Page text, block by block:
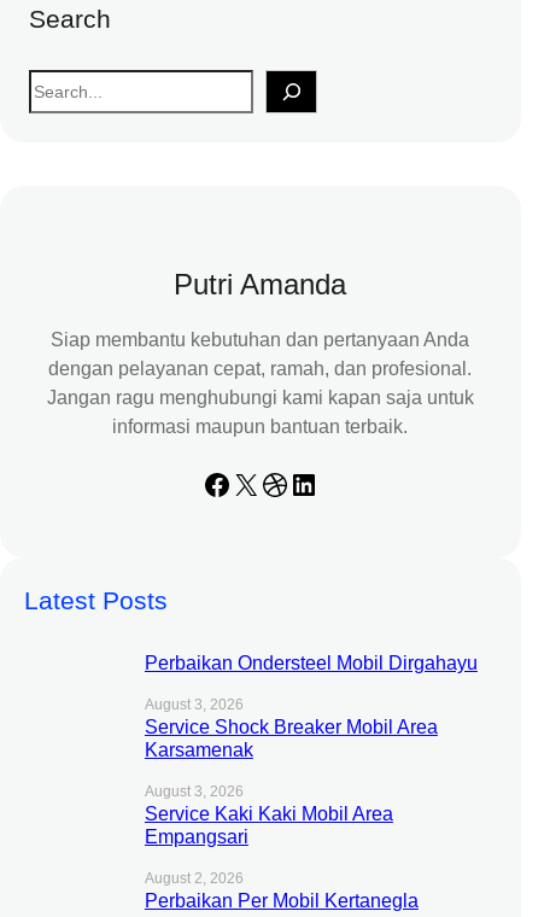
Search
S
e
Putri Amanda
Siap membantu kebutuhan dan pertanyaan Anda
dengan pelayanan cepat, ramah, dan profesional.
Jangan ragu menghubungi kami kapan saja untuk
informasi maupun bantuan terbaik.
Facebook X Dribbble LinkedIn
Latest Posts
Perbaikan Ondersteel Mobil Dirgahayu
August 3, 2026
Service Shock Breaker Mobil Area
Karsamenak
August 3, 2026
Service Kaki Kaki Mobil Area
Empangsari
August 2, 2026
Perbaikan Per Mobil Kertanegla